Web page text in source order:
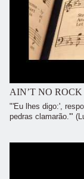
AIN’T NO ROCK
"'Eu lhes digo:',
pedras clamarão.'"